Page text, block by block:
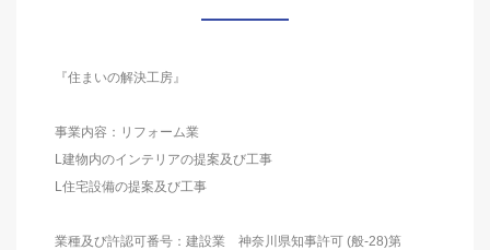
『住まいの解決工房』
事業内容：リフォーム業
L建物内のインテリアの提案及び工事
L住宅設備の提案及び工事
業種及び許認可番号：建設業 神奈川県知事許可 (般-28)第